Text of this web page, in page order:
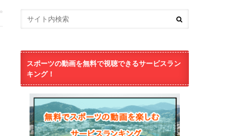
スポーツの動画を無料で視聴できるサービスラン
キング！